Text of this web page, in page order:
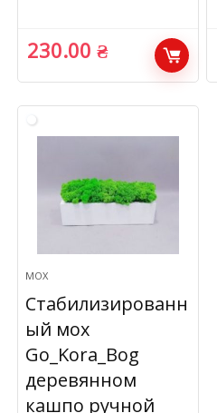
230.00₴
МОХ
Стабилизированн
ый мох
Go_Kora_Bog
деревянном
кашпо ручной